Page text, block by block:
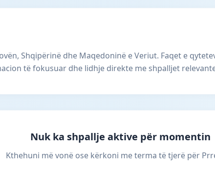
Shqipërinë dhe Maqedoninë e Veriut. Faqet e
të fokusuar dhe lidhje direkte me shpalljet
Nuk ka shpallje aktive për momentin
Kthehuni më vonë ose kërkoni me terma të tjerë për